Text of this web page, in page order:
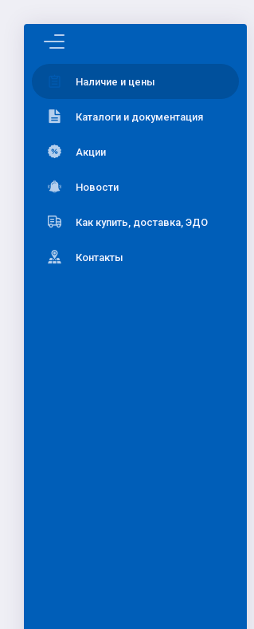
Наличие и цены
Каталоги и документация
Акции
Новости
Как купить, доставка, ЭДО
Контакты